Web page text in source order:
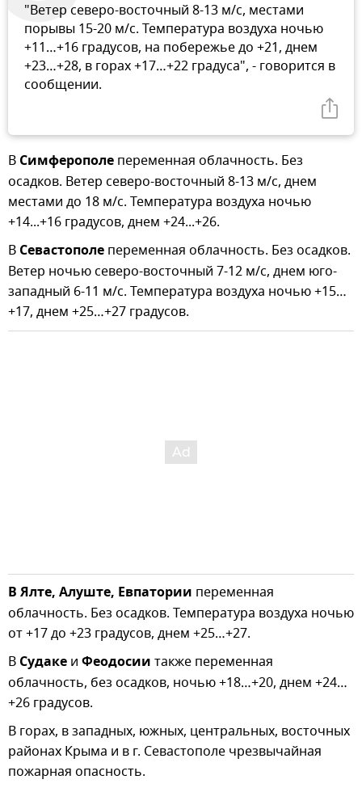
"Ветер северо-восточный 8-13 м/с, местами
порывы 15-20 м/с. Температура воздуха ночью
+11…+16 градусов, на побережье до +21, днем
+23…+28, в горах +17…+22 градуса", - говорится в
сообщении.
В Симферополе переменная облачность. Без
осадков. Ветер северо-восточный 8-13 м/с, днем
местами до 18 м/с. Температура воздуха ночью
+14...+16 градусов, днем +24...+26.
В Севастополе переменная облачность. Без осадков.
Ветер ночью северо-восточный 7-12 м/с, днем юго-
западный 6-11 м/с. Температура воздуха ночью +15…
+17, днем +25…+27 градусов.
В Ялте, Алуште, Евпатории переменная
облачность. Без осадков. Температура воздуха ночью
от +17 до +23 градусов, днем +25…+27.
В Судаке и Феодосии также переменная
облачность, без осадков, ночью +18…+20, днем +24…
+26 градусов.
В горах, в западных, южных, центральных, восточных
районах Крыма и в г. Севастополе чрезвычайная
пожарная опасность.